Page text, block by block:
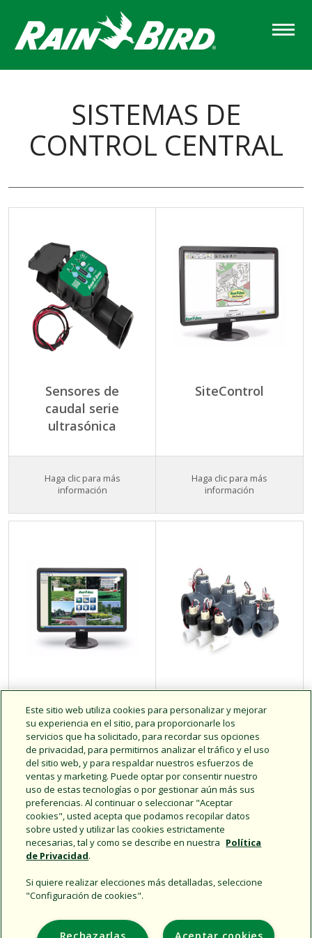
main
content
SISTEMAS DE
CONTROL CENTRAL
Sensores de
caudal serie
ultrasónica
Haga clic para más
información
SiteControl
Haga clic para más
información
Maxicom v4.5
Haga clic para más
información
Sensores de
caudal serie FS
Haga clic para más
información
Support
Este sitio web utiliza cookies para personalizar y mejorar
su experiencia en el sitio, para proporcionarle los
servicios que ha solicitado, para recordar sus opciones
de privacidad, para permitirnos analizar el tráfico y el uso
del sitio web, y para respaldar nuestros esfuerzos de
ventas y marketing. Puede optar por consentir nuestro
uso de estas tecnologías o por gestionar aún más sus
preferencias. Al continuar o seleccionar "Aceptar
cookies", usted acepta que podamos recopilar datos
sobre usted y utilizar las cookies estrictamente
necesarias, tal y como se describe en nuestra Política
de Privacidad.
Si quiere realizar elecciones más detalladas, seleccione
"Configuración de cookies".